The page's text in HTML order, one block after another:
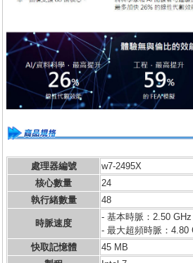
處理器編號
w7-2495X
核心數量
24
執行緒數量
48
時脈速度
- 基本時脈：2.50 GHz
- 最大超頻時脈：4.80
快取記憶體
45 MB